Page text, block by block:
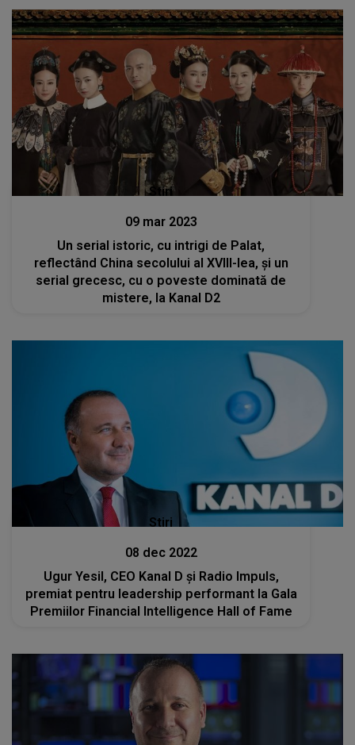
Stiri
09 mar 2023
Un serial istoric, cu intrigi de Palat,
reflectând China secolului al XVIII-lea, și un
serial grecesc, cu o poveste dominată de
mistere, la Kanal D2
Stiri
08 dec 2022
Ugur Yesil, CEO Kanal D şi Radio Impuls,
premiat pentru leadership performant la Gala
Premiilor Financial Intelligence Hall of Fame